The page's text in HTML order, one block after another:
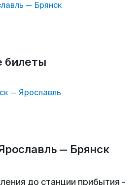
— Брянск
билеты
— Ярославль
— Брянск
до станции прибытия -